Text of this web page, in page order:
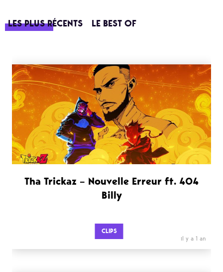
LES PLUS RÉCENTS LE BEST OF
Tha Trickaz – Nouvelle Erreur ft. 404
Billy
CLIPS
il y a 1 an